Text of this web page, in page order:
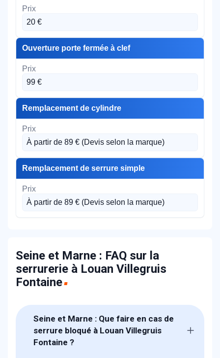
20 €
Ouverture porte fermée à clef
99 €
Remplacement de cylindre
À partir de 89 € (Devis selon la marque)
Remplacement de serrure simple
À partir de 89 € (Devis selon la marque)
Seine et Marne : FAQ sur la
serrurerie à Louan Villegruis
Fontaine
Seine et Marne : Que faire en cas de
serrure bloqué à Louan Villegruis
Fontaine ?